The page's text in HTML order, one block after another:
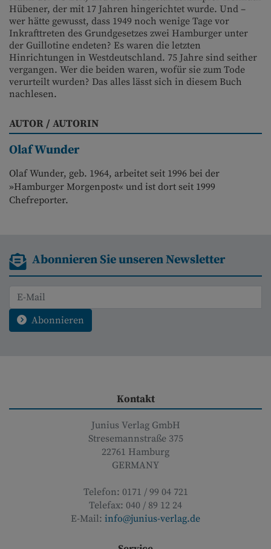
Hübener, der mit 17 Jahren hingerichtet wurde. Und –
wer hätte gewusst, dass 1949 noch wenige Tage vor
Inkrafttreten des Grundgesetzes zwei Hamburger unter
der Guillotine endeten? Es waren die letzten
Hinrichtungen in Westdeutschland. 75 Jahre sind seither
vergangen. Wer die beiden waren, wofür sie zum Tode
verurteilt wurden? Das alles lässt sich in diesem Buch
nachlesen.
AUTOR / AUTORIN
Olaf Wunder
Olaf Wunder, geb. 1964, arbeitet seit 1996 bei der
»Hamburger Morgenpost« und ist dort seit 1999
Chefreporter.
Abonnieren Sie unseren Newsletter
Abonnieren
Kontakt
Junius Verlag GmbH
Stresemannstraße 375
22761 Hamburg
GERMANY
Telefon: 0171 / 99 04 721
Telefax: 040 / 89 12 24
E-Mail: info@junius-verlag.de